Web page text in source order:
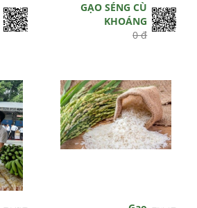
GẠO SÉNG CÙ
KHOÁNG
0 đ